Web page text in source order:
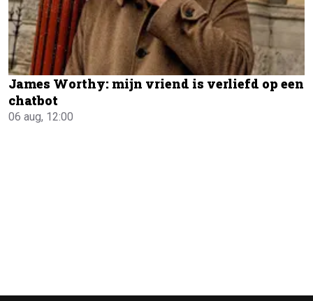
James Worthy: mijn vriend is verliefd op een
chatbot
06 aug, 12:00